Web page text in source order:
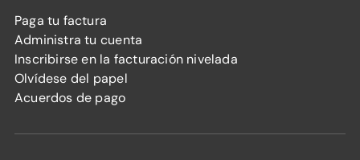
Paga tu factura
Administra tu cuenta
Inscribirse en la facturación nivelada
Olvídese del papel
Acuerdos de pago